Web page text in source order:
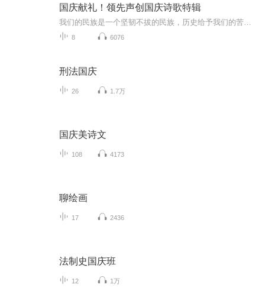
国庆献礼！领先声创国庆诗歌特辑
8 6076
刑法国庆
26 1.7万
国庆美诗文
108 4173
聊绘画
17 2436
法制史国庆班
12 1万